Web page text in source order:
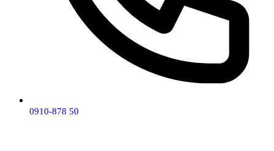
0910-878 50